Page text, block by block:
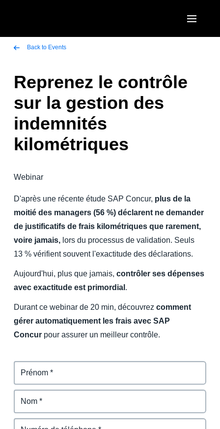
Canada (English)
Canada (Français)
México (Español)
Brasil (Português)
EUROPE
United Kingdom (English)
France (Français)
Deutschland (Deutsch)
Sweden (English)
Finland (English)
ASIA PACIFIC
Australia (English)
India (English)
Back to Events
Reprenez le contrôle
sur la gestion des
indemnités
kilométriques
Webinar
D'après une récente étude SAP Concur, plus de la
moitié des managers (56 %) déclarent ne demander
de justificatifs de frais kilométriques que rarement,
voire jamais,lors du processus de validation. Seuls
13 % vérifient souvent l'exactitude des déclarations.
Aujourd'hui, plus que jamais, contrôler ses dépenses
avec exactitude est primordial .
Durant ce webinar de 20 min, découvrez comment
gérer automatiquement les frais avec SAP
Concurpour assurer un meilleur contrôle.